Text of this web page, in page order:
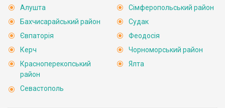
Алушта
Бахчисарайський район
Євпаторія
Керч
Красноперекопський
район
Севастополь
Сімферопольський район
Судак
Феодосія
Чорноморський район
Ялта